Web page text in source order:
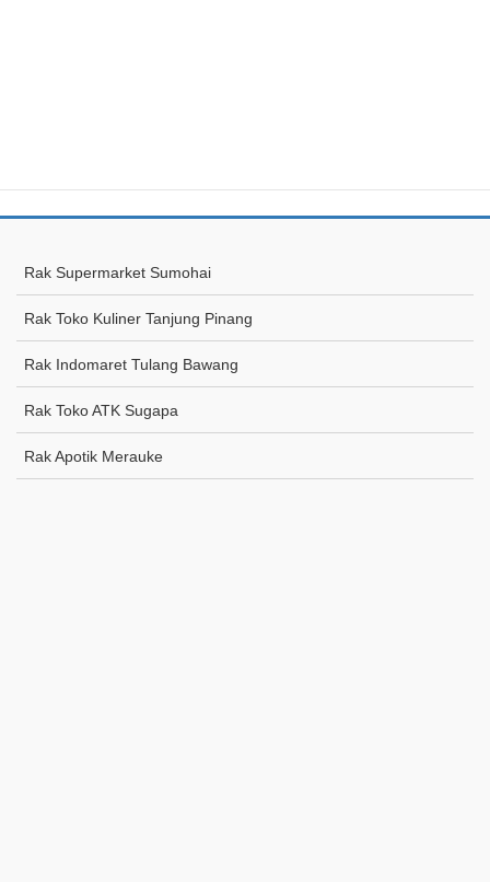
Rak Supermarket Sumohai
Rak Toko Kuliner Tanjung Pinang
Rak Indomaret Tulang Bawang
Rak Toko ATK Sugapa
Rak Apotik Merauke